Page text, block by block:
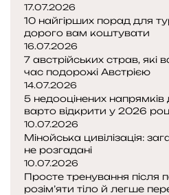
17.07.2026
10 найгірших порад для
дорого вам коштувати
16.07.2026
7 австрійських страв, які
час подорожі Австрією
14.07.2026
5 недооцінених
варто відкрити у 2026
10.07.2026
Мінойська цивілізація:
не розгадані
10.07.2026
Просте тренування після
розім’яти тіло й легше